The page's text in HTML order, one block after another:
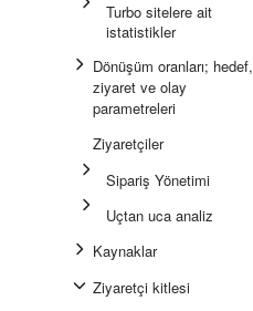
Turbo sitelere ait
istatistikler
Dönüşüm oranları; hedef,
ziyaret ve olay
parametreleri
Ziyaretçiler
Sipariş Yönetimi
Uçtan uca analiz
Kaynaklar
Ziyaretçi kitlesi